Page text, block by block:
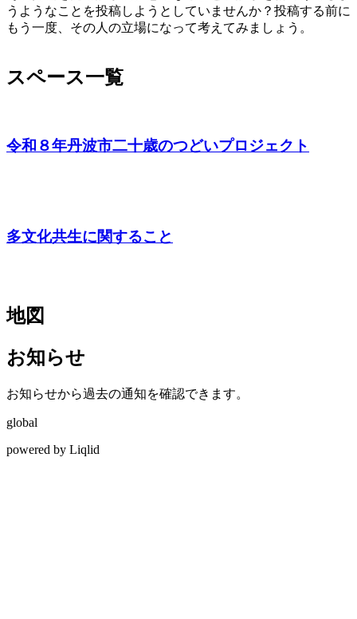
うようなことを投稿しようとしていませんか？投稿する前に
もう一度、その人の立場になって考えてみましょう。
スペース一覧
令和８年丹波市二十歳のつどいプロジェクト
多文化共生に関すること
地図
お知らせ
お知らせから過去の通知を確認できます。
global
powered by Liqlid